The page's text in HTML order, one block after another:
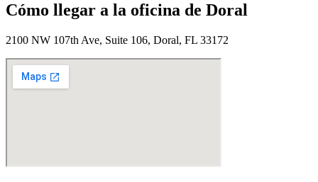
Cómo llegar a la oficina de Doral
2100 NW 107th Ave, Suite 106, Doral, FL 33172